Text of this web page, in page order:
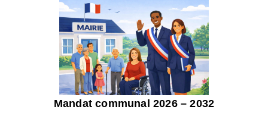
Mandat communal 2026 – 2032